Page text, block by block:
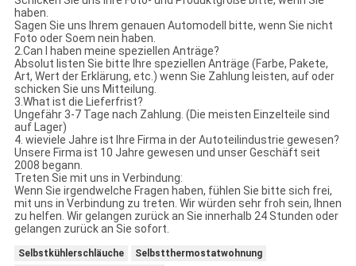
haben.
Sagen Sie uns Ihrem genauen Automodell bitte, wenn Sie nicht
Foto oder Soem nein haben.
2.Can I haben meine speziellen Anträge?
Absolut listen Sie bitte Ihre speziellen Anträge (Farbe, Pakete,
Art, Wert der Erklärung, etc.) wenn Sie Zahlung leisten, auf oder
schicken Sie uns Mitteilung.
3.What ist die Lieferfrist?
Ungefähr 3-7 Tage nach Zahlung. (Die meisten Einzelteile sind
auf Lager)
4. wieviele Jahre ist Ihre Firma in der Autoteilindustrie gewesen?
Unsere Firma ist 10 Jahre gewesen und unser Geschäft seit
2008 begann.
Treten Sie mit uns in Verbindung:
Wenn Sie irgendwelche Fragen haben, fühlen Sie bitte sich frei,
mit uns in Verbindung zu treten. Wir würden sehr froh sein, Ihnen
zu helfen. Wir gelangen zurück an Sie innerhalb 24 Stunden oder
gelangen zurück an Sie sofort.
Selbstkühlerschläuche
Selbstthermostatwohnung